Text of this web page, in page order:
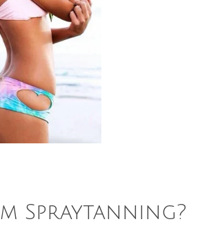
Spraytanning?